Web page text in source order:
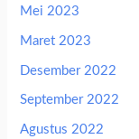
Mei 2023
Maret 2023
Desember 2022
September 2022
Agustus 2022